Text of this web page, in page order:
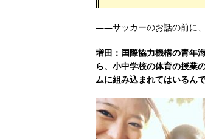
――サッカーのお話の前に、
増田：国際協力機構の青年
ら、小中学校の体育の授業
ムに組み込まれてはいるん